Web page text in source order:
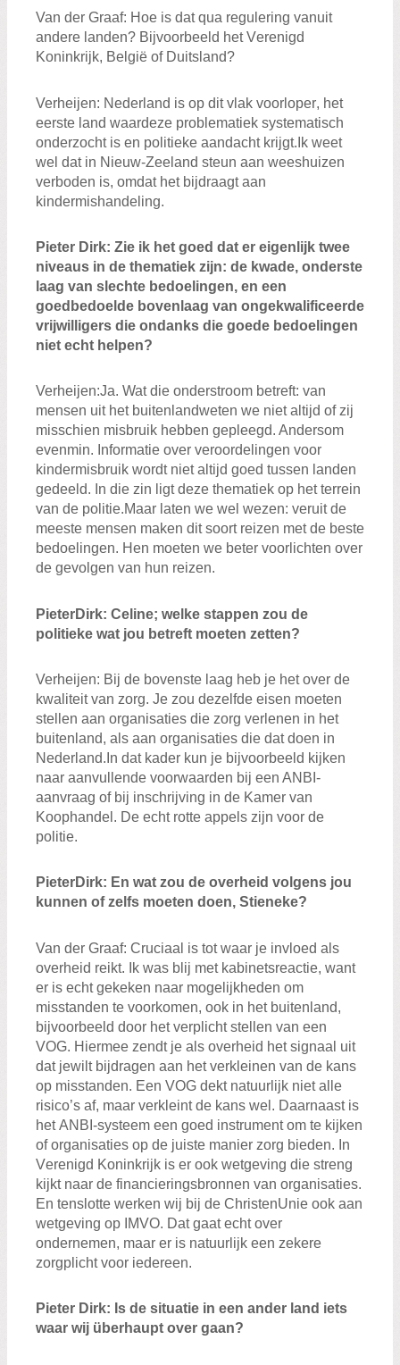
Van der Graaf: Hoe is datqua regulering vanuit
andere landen? Bijvoorbeeld hetVerenigd
Koninkrijk, België ofDuitsland?
Verheijen: Nederland is op dit vlak voorloper, het
eerste land waardeze problematiek systematisch
onderzocht is en politieke aandacht krijgt. Ik weet
wel dat in Nieuw-Zeeland steun aan weeshuizen
verboden is, omdat het bijdraagt aan
kindermishandeling.
Pieter Dirk: Zie ik het goed dat er eigenlijk twee
niveaus in de thematiek zijn: de kwade, onderste
laag van slechte bedoelingen, en een
goedbedoelde bovenlaag van ongekwalificeerde
vrijwilligers die ondanks die goede bedoelingen
niet echt helpen?
Verheijen:Ja. Wat die onderstroom betreft: van
mensen uit het buitenlandweten we nietaltijd of zij
misschien misbruik hebben gepleegd. Andersom
evenmin. Informatie over veroordelingen voor
kindermisbruik wordt niet altijd goed tussen landen
gedeeld. In die zin ligt deze thematiek op het terrein
van de politie.Maar laten we wel wezen: veruitde
meeste mensen maken dit soort reizen met de beste
bedoelingen. Hen moeten we beter voorlichten over
de gevolgen van hun reizen.
PieterDirk: Ce line; welke stappen zou de
politieke wat jou betreft moeten zetten?
Verheijen: Bij de bovenste laag heb je het over de
kwaliteit van zorg. Je zou dezelfde eisen moeten
stellen aan organisaties die zorg verlenen in het
buitenland, als aan organisaties die dat doen in
Nederland. In dat kader kun je bijvoorbeeld kijken
naar aanvullende voorwaarden bij een ANBI-
aanvraag of bij inschrijving in de Kamer van
Koophandel . De echt rotte appels zijn voor de
politie.
PieterDirk: En wat zou de overheid volgens jou
kunnen of zelfs moeten doen, Stieneke?
Van der Graaf: Cruciaal is tot waar je invloed als
overheid reikt. Ik was blij met kabinetsreactie, want
er is echt gekeken naar mogelijkheden om
misstanden te voorkomen, ook in het buitenland,
bijvoorbeeld door hetverplicht stellen van een
VOG. Hiermee zendt je als overheid het signaal uit
dat jewilt bijdragen aan hetverkleinen van de kans
op misstanden. Een VOG dekt natuurlijk nietalle
risico’s af, maar verkleint de kans wel. Daarnaast is
hetANBI -systeem een goed instrument om te kijken
of organisaties op de juiste manier zorg bieden. In
Verenigd Koninkrijk is er ook wetgeving die streng
kijkt naar de financieringsbronnen van organisaties.
En tenslotte werken wij bij de ChristenUnie ook aan
wetgeving op IMVO. Dat gaat echt over
ondernemen, maar er is natuurlijk een zekere
zorgplichtvoor iedereen.
Pieter Dirk: s de situatie in een ander land iets
waar wij überhaupt over gaan?